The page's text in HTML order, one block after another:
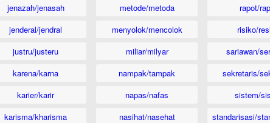
jenazah/jenasah
jenderal/jendral
justru/justeru
karena/karna
karier/karir
karisma/kharisma
metode/metoda
menyolok/mencolok
miliar/milyar
nampak/tampak
napas/nafas
nasihat/nasehat
rapot/
risiko/
sariawan/
sekretaris/
sistem/
standarisasi/